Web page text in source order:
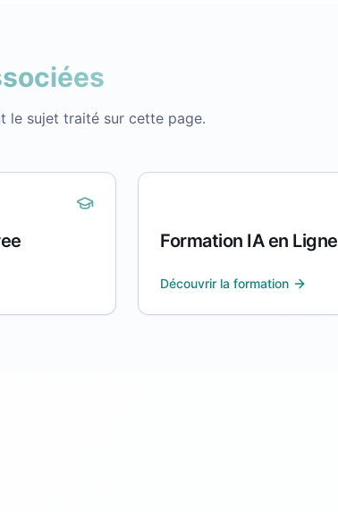
le sujet traité sur cette page.
Formation IA en Ligne
Découvrir la formation